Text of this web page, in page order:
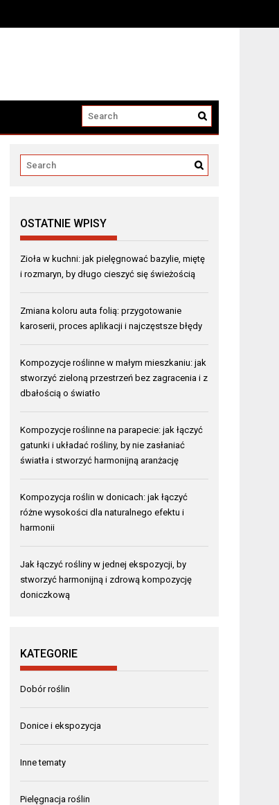
OSTATNIE WPISY
Zioła w kuchni: jak pielęgnować bazylie, miętę
i rozmaryn, by długo cieszyć się świeżością
Zmiana koloru auta folią: przygotowanie
karoserii, proces aplikacji i najczęstsze błędy
Kompozycje roślinne w małym mieszkaniu: jak
stworzyć zieloną przestrzeń bez zagracenia i z
dbałością o światło
Kompozycje roślinne na parapecie: jak łączyć
gatunki i układać rośliny, by nie zasłaniać
światła i stworzyć harmonijną aranżację
Kompozycja roślin w donicach: jak łączyć
różne wysokości dla naturalnego efektu i
harmonii
Jak łączyć rośliny w jednej ekspozycji, by
stworzyć harmonijną i zdrową kompozycję
doniczkową
KATEGORIE
Dobór roślin
Donice i ekspozycja
Inne tematy
Pielęgnacja roślin